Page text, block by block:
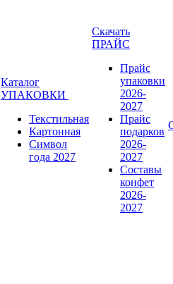
Каталог
УПАКОВКИ
Текстильная
Картонная
Символ
года 2027
Скачать
ПРАЙС
Прайс
упаковки
2026-
2027
Прайс
подарков
2026-
2027
Составы
конфет
2026-
2027